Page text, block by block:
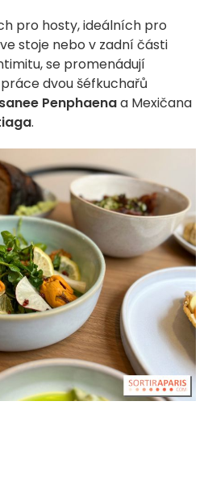
pro hosty, ideálních pro
stoje nebo v zadní části
se promenádují
dvou šéfkuchařů
Penphaenaa Mexičana
.